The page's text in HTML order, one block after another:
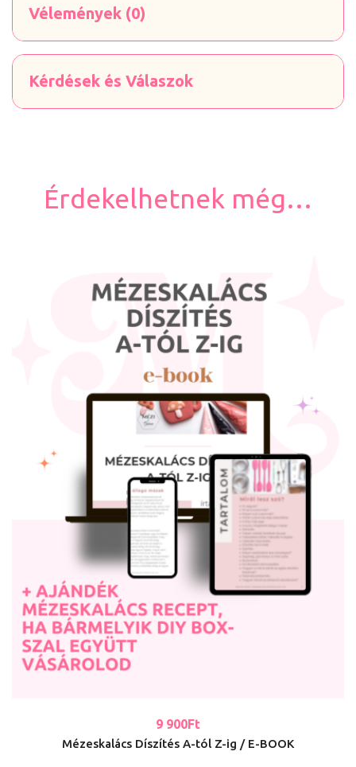
Vélemények (0)
Kérdések és Válaszok
Érdekelhetnek még…
9 900Ft
Mézeskalács Díszítés A-tól Z-ig / E-BOOK